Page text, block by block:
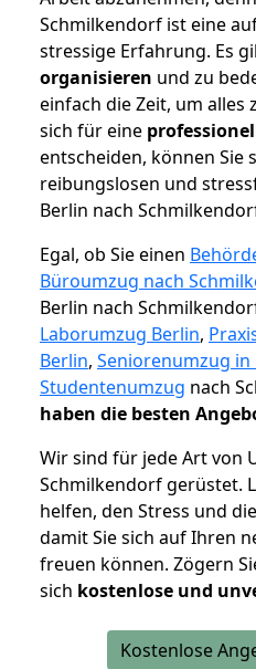
Schmilkendorf ist eine
stressige Erfahrung. Es
organisieren und zu
einfach die Zeit, um alles
sich für eine
entscheiden, können Sie
reibungslosen und
Berlin nach
Egal, ob Sie einen
Büroumzug nach
Berlin nach
Laborumzug Berlin,
Berlin, Seniorenumzug in
Studentenumzug nach
haben die besten
Wir sind für jede Art von
Schmilkendorf gerüstet.
helfen, den Stress und
damit Sie sich auf Ihren
freuen können. Zögern
sich kostenlose und
Kostenlose